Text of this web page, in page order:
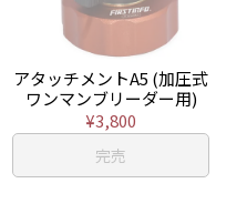
アタッチメントA5 (加圧式
ワンマンブリーダー用)
¥3,800
完売